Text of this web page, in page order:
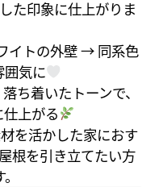
た印象に仕上がりま
イトの外壁 → 同系色
囲気に
ち着いたトーンで、
上がる
を活かした家におす
根を引き立てたい方